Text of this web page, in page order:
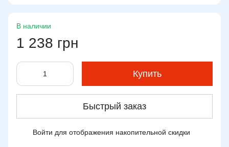
В наличии
1 238 грн
Купить
Быстрый заказ
Войти для отображения накопительной скидки